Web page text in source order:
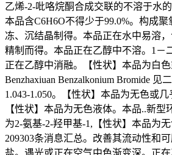
乙烯-2-吡咯烷酮合成交联的不溶于水
本品含C6H6O不得少于99.0%。构成
冻、沉结晶制得。本品正在水中易溶
精制而得。本品正在乙醇中不溶。1－
正在乙醇中消融。【性状】本品为白
Benzhaxiuan Benzalkonium Bromide
1.043-1.050。【性状】本品为无色或
【性状】本品为无色液体。本品..新
为2-氨基-2-羟甲基-1,【性状】本品为
209303条消息汇总。改善其流动性和
盐。遇光或正在空气中色渐变深。正